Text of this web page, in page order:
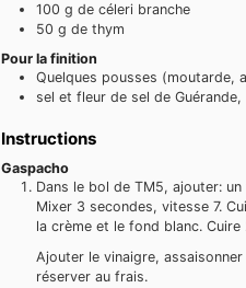
100 g de céleri branche
50 g de thym
Pour la finition
Quelques pousses (moutarde,
sel et fleur de sel de
Instructions
Gaspacho
Dans le bol de TM5, ajouter:
Mixer 3 secondes, vitesse 7.
la crème et le fond blanc.
Ajouter le vinaigre,
réserver au frais.